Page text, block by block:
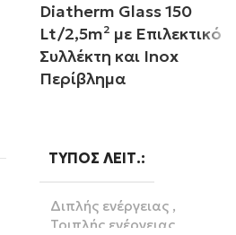
Diatherm Glass 150
Lt/2,5m² με Επιλεκτικό
Συλλέκτη και Inox
Περίβλημα
ΤΎΠΟΣ ΛΕΙΤ.
Διπλής ενέργειας ,
Τριπλής ενέργειας